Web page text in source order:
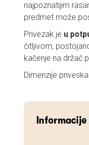
najpoznatijim
predmet može
Privezak je u
čitljivom,
kačenje na držač
Dimenzije